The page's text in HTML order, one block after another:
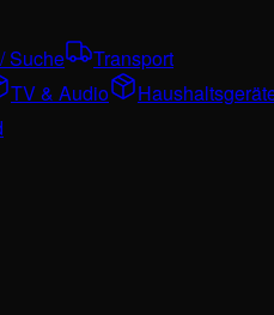
Suche
Transport
TV & Audio